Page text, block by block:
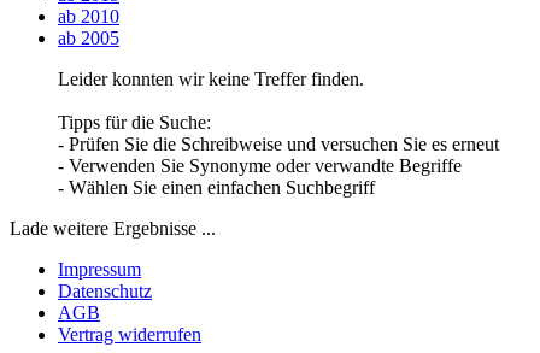
ab 2010
ab 2005
Leider konnten wir keine Treffer finden.
Tipps für die Suche:
- Prüfen Sie die Schreibweise und versuchen Sie es erneut
- Verwenden Sie Synonyme oder verwandte Begriffe
- Wählen Sie einen einfachen Suchbegriff
Lade weitere Ergebnisse ...
Impressum
Datenschutz
AGB
Vertrag widerrufen